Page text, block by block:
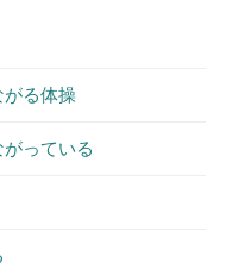
がる体操
っている